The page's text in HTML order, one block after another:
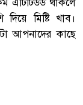
এটিটিউড থাকলে
মিষ্টি খাব।
আপনাদের কাছে